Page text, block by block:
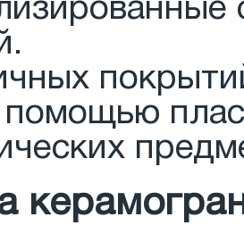
помощью